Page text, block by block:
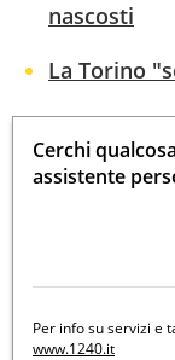
nascosti
La Torino
Cerchi
assistente
Per info su servizi e
www.1240.it